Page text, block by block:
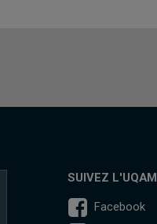
SUIVEZ L'UQAM
Facebook